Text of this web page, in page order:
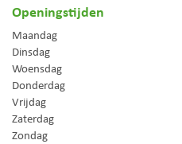
Openingstijden
Maandag
Dinsdag
Woensdag
Donderdag
Vrijdag
Zaterdag
Zondag